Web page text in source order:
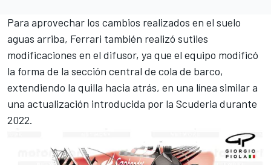
Para aprovechar los cambios realizados en el suelo
aguas arriba, Ferrari también realizó sutiles
modificaciones en el difusor, ya que el equipo modificó
la forma de la sección central de cola de barco,
extendiendo la quilla hacia atrás, en una línea similar a
una actualización introducida por la Scuderia durante
2022.